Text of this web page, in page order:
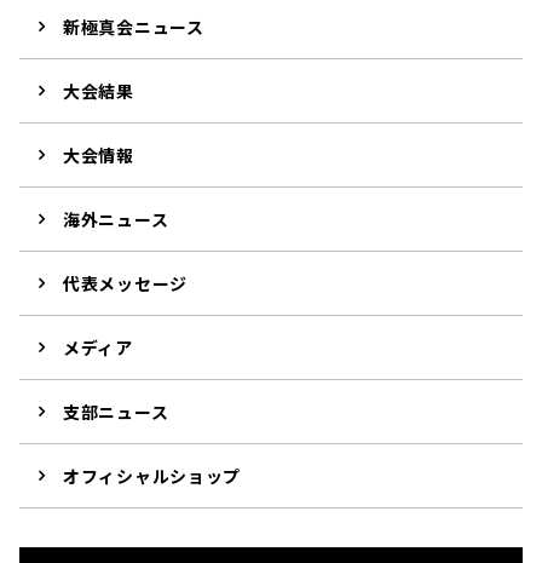
新極真会ニュース
大会結果
大会情報
海外ニュース
代表メッセージ
メディア
支部ニュース
オフィシャルショップ